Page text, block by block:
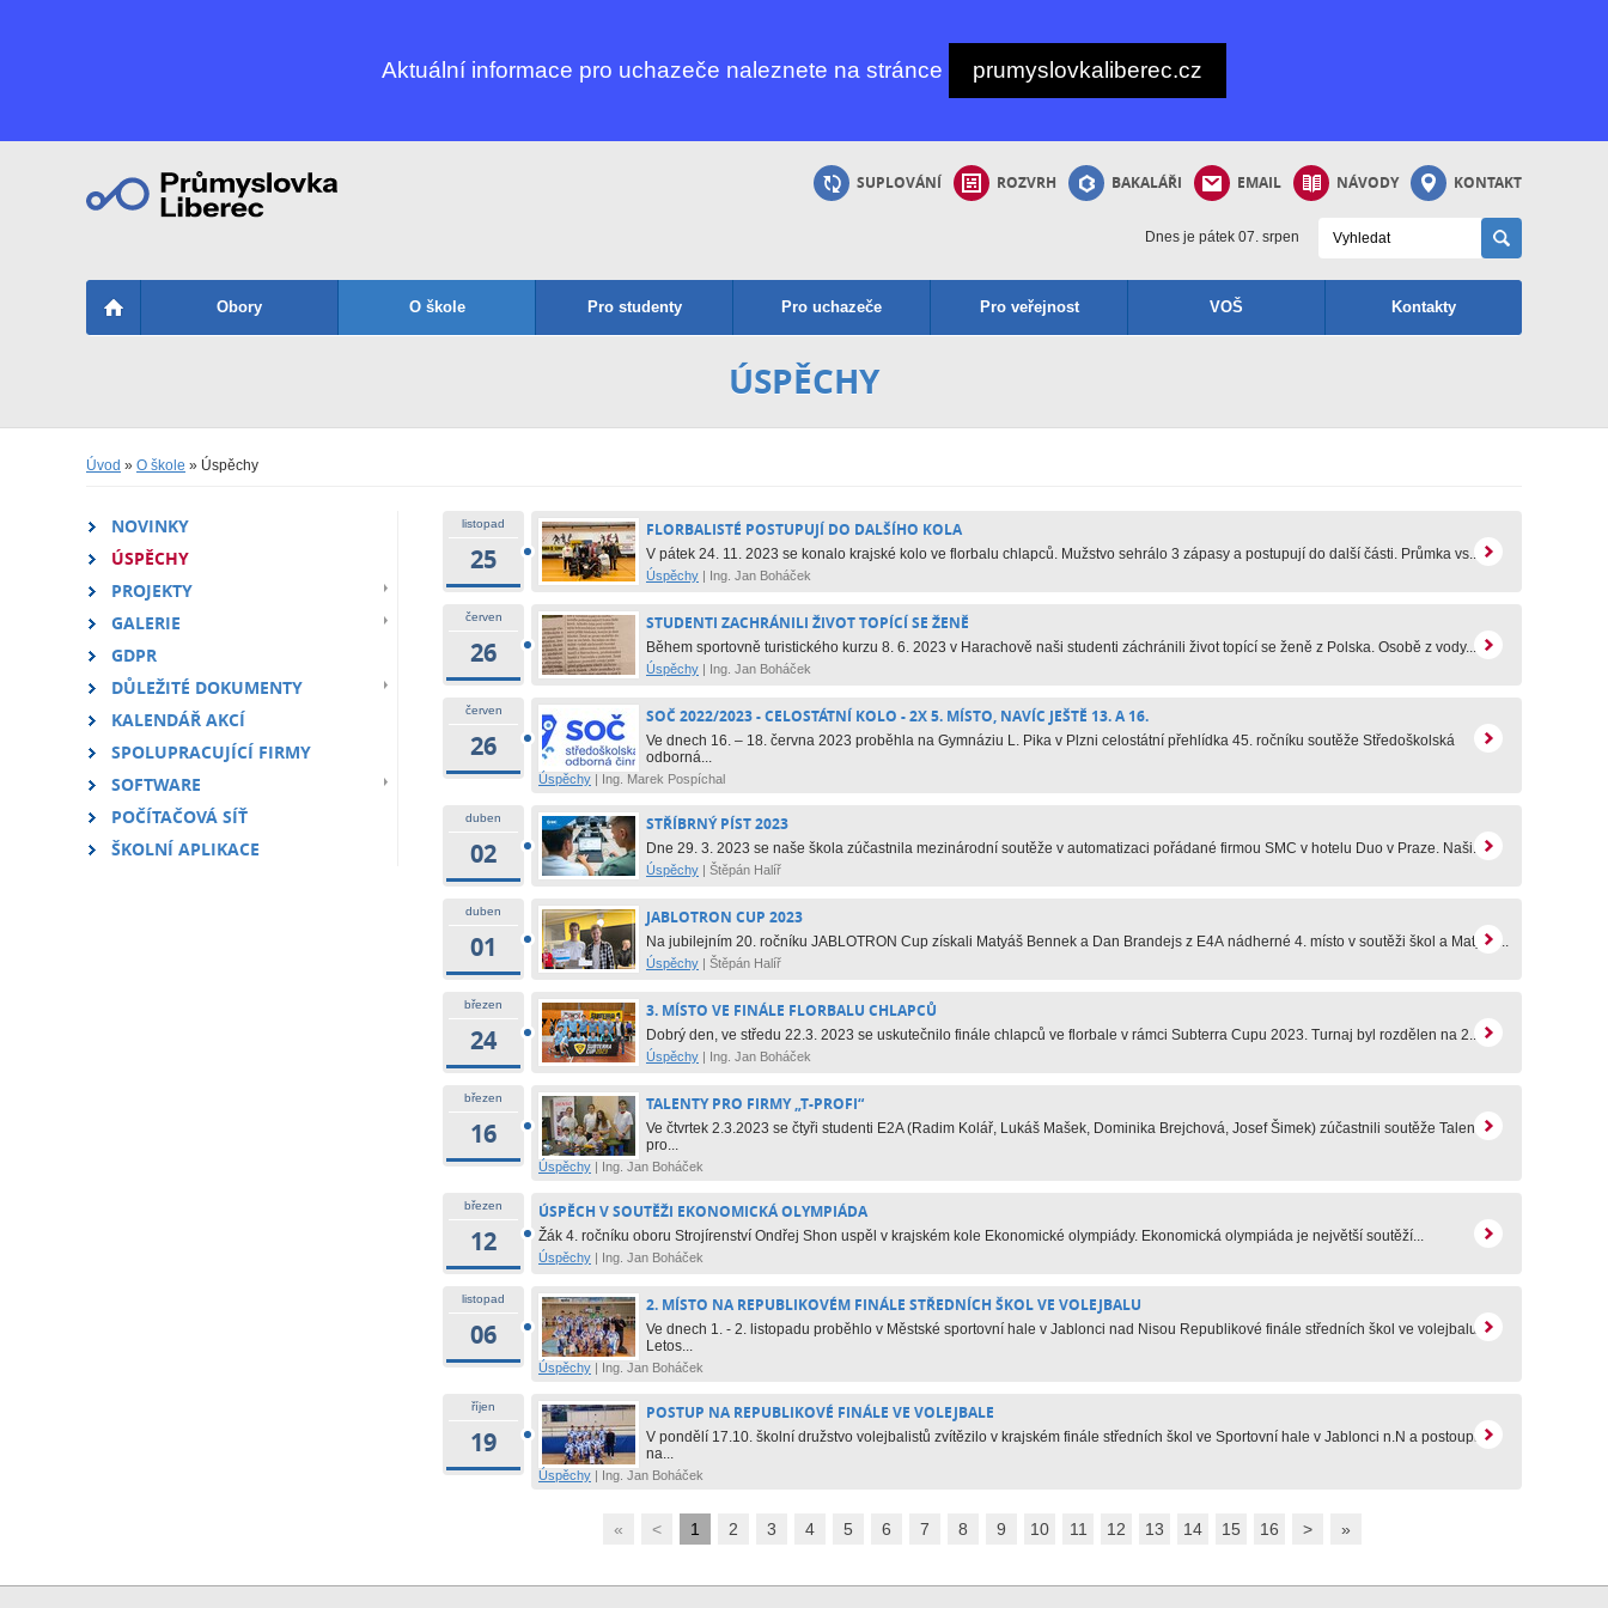
Aktuální informace pro uchazeče naleznete na stránce prumyslovkaliberec.cz
SUPLOVÁNÍ ROZVRH BAKALÁŘI EMAIL NÁVODY KONTAKT
Dnes je pátek 07. srpen
Obory O škole Pro studenty Pro uchazeče Pro veřejnost VOŠ Kontakty
ÚSPĚCHY
Úvod » O škole » Úspěchy
NOVINKY
ÚSPĚCHY
PROJEKTY
GALERIE
GDPR
DŮLEŽITÉ DOKUMENTY
KALENDÁŘ AKCÍ
SPOLUPRACUJÍCÍ FIRMY
SOFTWARE
POČÍTAČOVÁ SÍŤ
ŠKOLNÍ APLIKACE
listopad
25
FLORBALISTÉ POSTUPUJÍ DO DALŠÍHO KOLA
V pátek 24. 11. 2023 se konalo krajské kolo ve florbalu chlapců. Mužstvo sehrálo 3 zápasy a postupují do další části. Průmka vs...
Úspěchy | Ing. Jan Boháček
červen
26
STUDENTI ZACHRÁNILI ŽIVOT TOPÍCÍ SE ŽENĚ
Během sportovně turistického kurzu 8. 6. 2023 v Harachově naši studenti záchránili život topící se ženě z Polska. Osobě z vody...
Úspěchy | Ing. Jan Boháček
červen
26
SOČ 2022/2023 - CELOSTÁTNÍ KOLO - 2X 5. MÍSTO, NAVÍC JEŠTĚ 13. A 16.
Ve dnech 16. – 18. června 2023 proběhla na Gymnáziu L. Pika v Plzni celostátní přehlídka 45. ročníku soutěže Středoškolská
odborná...
Úspěchy | Ing. Marek Pospíchal
duben
02
STŘÍBRNÝ PÍST 2023
Dne 29. 3. 2023 se naše škola zúčastnila mezinárodní soutěže v automatizaci pořádané firmou SMC v hotelu Duo v Praze. Naši...
Úspěchy | Štěpán Halíř
duben
01
JABLOTRON CUP 2023
Na jubilejním 20. ročníku JABLOTRON Cup získali Matyáš Bennek a Dan Brandejs z E4A nádherné 4. místo v soutěži škol a Matyáš...
Úspěchy | Štěpán Halíř
březen
24
3. MÍSTO VE FINÁLE FLORBALU CHLAPCŮ
Dobrý den, ve středu 22.3. 2023 se uskutečnilo finále chlapců ve florbale v rámci Subterra Cupu 2023. Turnaj byl rozdělen na 2...
Úspěchy | Ing. Jan Boháček
březen
16
TALENTY PRO FIRMY „T-PROFI“
Ve čtvrtek 2.3.2023 se čtyři studenti E2A (Radim Kolář, Lukáš Mašek, Dominika Brejchová, Josef Šimek) zúčastnili soutěže Talenty
pro...
Úspěchy | Ing. Jan Boháček
březen
12
ÚSPĚCH V SOUTĚŽI EKONOMICKÁ OLYMPIÁDA
Žák 4. ročníku oboru Strojírenství Ondřej Shon uspěl v krajském kole Ekonomické olympiády. Ekonomická olympiáda je největší soutěží...
Úspěchy | Ing. Jan Boháček
listopad
06
2. MÍSTO NA REPUBLIKOVÉM FINÁLE STŘEDNÍCH ŠKOL VE VOLEJBALU
Ve dnech 1. - 2. listopadu proběhlo v Městské sportovní hale v Jablonci nad Nisou Republikové finále středních škol ve volejbalu.
Letos...
Úspěchy | Ing. Jan Boháček
říjen
19
POSTUP NA REPUBLIKOVÉ FINÁLE VE VOLEJBALE
V pondělí 17.10. školní družstvo volejbalistů zvítězilo v krajském finále středních škol ve Sportovní hale v Jablonci n.N a postoupilo
na...
Úspěchy | Ing. Jan Boháček
« < 1 2 3 4 5 6 7 8 9 10 11 12 13 14 15 16 > »